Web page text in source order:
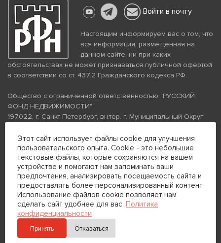
Войти в почту
Настоящим информируем вас о том, что
вся информация, размещенная на
данном сайте, ни при каких
обстоятельствах не может признаваться публичной офертой
в соответствии со ст. 437.2 Гражданского кодекса РФ.
Общество с ограниченной ответственностью "РУССКИЙ
ФОНД НЕДВИЖИМОСТИ"
197022, г. Санкт-Петербург, вн.тер. г. Муниципальный Округ
помещение 26Н, комната 103
ИНН 7813672570 КПП 781301001 ОГРН 1237800058870
Политика конфиденциальности
Политика обработки
персональных данных
Телефон для связи:
+7 (812) 200-99-98
+7 (812) 200-88-89
Этот сайт использует файлы cookie для улучшения
пользовательского опыта. Cookie - это небольшие
текстовые файлы, которые сохраняются на вашем
устройстве и помогают нам запоминать ваши
предпочтения, анализировать посещаемость сайта и
предоставлять более персонализированный контент.
Использование файлов cookie позволяет нам
сделать сайт удобнее для вас. Политика
конфиденциальности
Принять Отказаться